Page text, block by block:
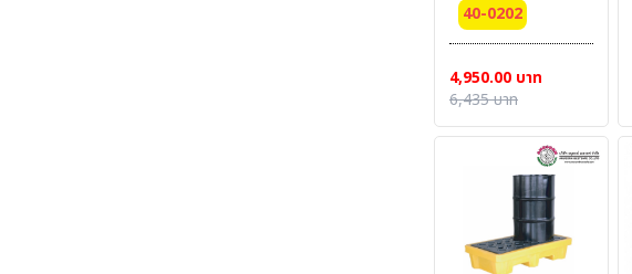
40-0202
4,950.00 บาท
6,435 บาท